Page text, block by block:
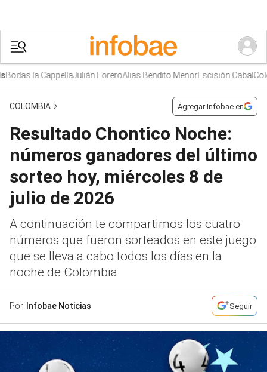
la CappellaJulián ForeroAlias Bendito MenorEscisión Cabal
COLOMBIA Agregar Infobae en
Resultado Chontico Noche:
números ganadores del último
sorteo hoy, miércoles 8 de
julio de 2026
A continuación te compartimos los cuatro
números que fueron sorteados en este juego
que se lleva a cabo todos los días en la
noche de Colombia
Por Infobae Noticias Seguir